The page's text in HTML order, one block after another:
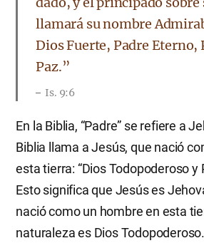
llamará su nombre
Dios Fuerte, Padre Eterno,
Paz.”
Is. 9:6
En la Biblia, “Padre” se refiere a
Biblia llama a Jesús, que nació
esta tierra: “Dios Todopoderoso y
Esto significa que Jesús es
nació como un hombre en esta
naturaleza es Dios Todopoderoso.